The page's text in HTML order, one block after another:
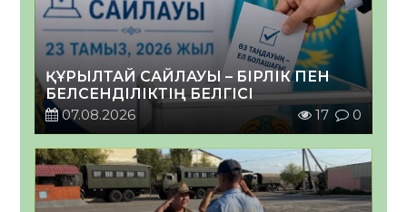
ҚҰРЫЛТАЙ САЙЛАУЫ – БІРЛІК ПЕН
БЕЛСЕНДІЛІКТІҢ БЕЛГІСІ
07.08.2026
17 0